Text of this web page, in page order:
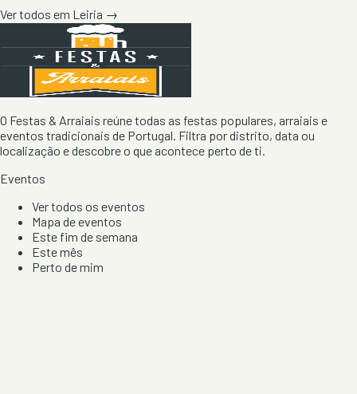
Ver todos em Leiria →
O Festas & Arraiais reúne todas as festas populares, arraiais e
eventos tradicionais de Portugal. Filtra por distrito, data ou
localização e descobre o que acontece perto de ti.
Eventos
Ver todos os eventos
Mapa de eventos
Este fim de semana
Este mês
Perto de mim